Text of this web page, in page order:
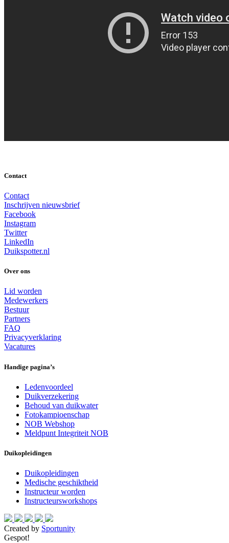
Contact
Contact
Inschrijven nieuwsbrief
Facebook
Instagram
Twitter
LinkedIn
Duikspotter.nl
Over ons
Lid worden
Medewerkers
Bestuur
Partners
FAQ
Privacyverklaring
Vacatures
Handige pagina’s
Ledenvoordeel
Duikverzekering
Behoud van duikwater
Fotokampioenschap
NOB Webshop
Meldpunt Integriteit NOB
Duikopleidingen
Duikopleidingen
Medische geschiktheid
Instructeur worden
Instructeursworkshops
Created by Sportunity
Gespot!